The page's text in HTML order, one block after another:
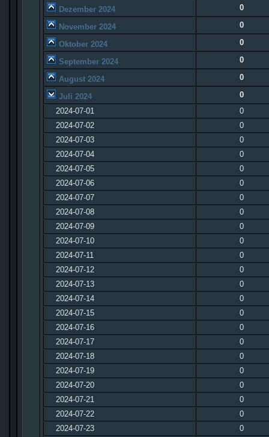
Dezember 2024 0
November 2024 0
Oktober 2024 0
September 2024 0
August 2024 0
Juli 2024
0
2024-07-01
0
2024-07-02
0
2024-07-03
0
2024-07-04
0
2024-07-05
0
2024-07-06
0
2024-07-07
0
2024-07-08
0
2024-07-09
0
2024-07-10
0
2024-07-11
0
2024-07-12
0
2024-07-13
0
2024-07-14
0
2024-07-15
0
2024-07-16
0
2024-07-17
0
2024-07-18
0
2024-07-19
0
2024-07-20
0
2024-07-21
0
2024-07-22
0
2024-07-23
0